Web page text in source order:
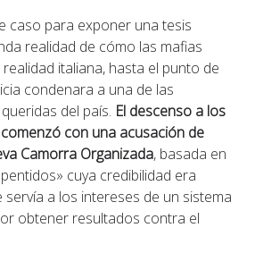
caso para exponer una tesis
realidad de cómo las mafias
italiana, hasta el punto de
condenara a una de las
del país. El descenso a los
con una acusación de
Camorra Organizada, basada en
cuya credibilidad era
a los intereses de un sistema
obtener resultados contra el